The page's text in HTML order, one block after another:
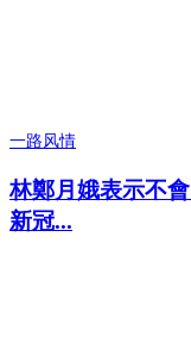
一路风情
林鄭月娥表示不
新冠...